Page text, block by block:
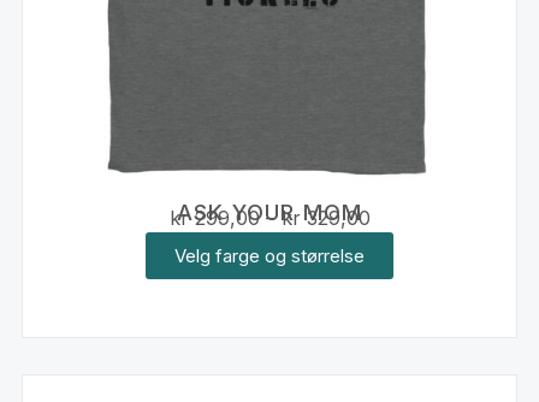
ASK YOUR MOM
kr299,00 – kr329,00
Velg farge og størrelse